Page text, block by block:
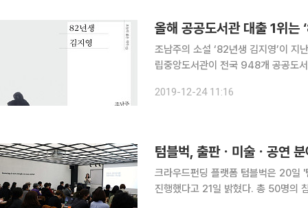
올해 공공도서관 대출 1위는
조남주의 소설 ‘82년생 김지영’이 지
립중앙도서관이 전국 948개 공공도
는 히가시노 게이고 소설 ‘나미야 잡화
2019-12-24 11:16
텀블벅, 출판ㆍ미술ㆍ공연
크라우드펀딩 플랫폼 텀블벅은 20일
진행했다고 21일 밝혔다. 총 50명의 참석자를 대상으로 텀블벅과 크라우드펀딩에 대한 설명 및 잠